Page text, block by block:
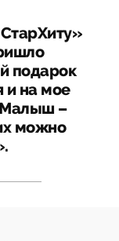
подарок
и на мое
Малыш –
можно